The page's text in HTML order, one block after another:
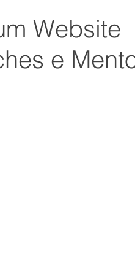
rh Carreira
Website
e